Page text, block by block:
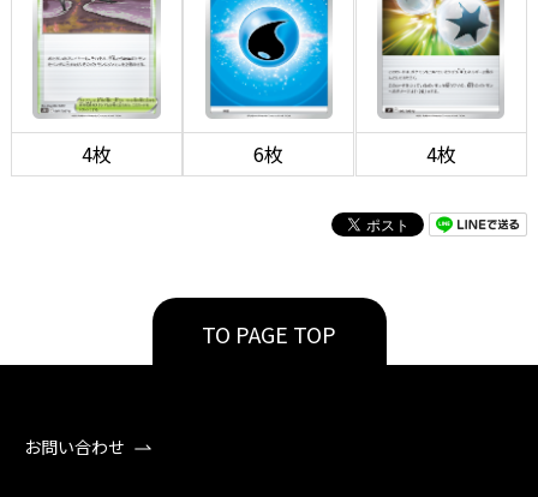
4枚 6枚 4枚
TO PAGE TOP
お問い合わせ